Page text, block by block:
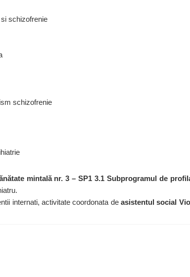
schizofrenie
schizofrenie
mintală nr. 3 – SP1 3.1 Subprogramul de
internati, activitate coordonata de asistentul social